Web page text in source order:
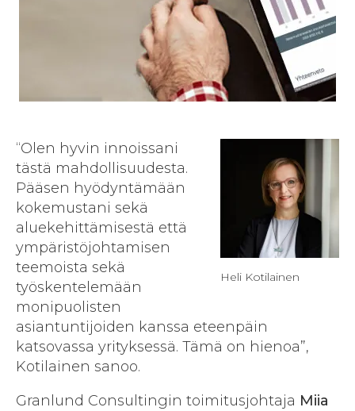
Heli Kotilainen
“Olen hyvin innoissani
tästä mahdollisuudesta.
Pääsen hyödyntämään
kokemustani sekä
aluekehittämisestä että
ympäristöjohtamisen
teemoista sekä
työskentelemään
monipuolisten
asiantuntijoiden kanssa eteenpäin
katsovassa yrityksessä. Tämä on hienoa”,
Kotilainen sanoo.
Granlund Consultingin toimitusjohtaja Miia